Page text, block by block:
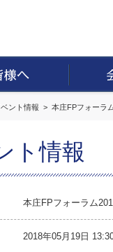
ベント情報 本庄FPフォーラ
ト情報
本庄FPフォーラム
2018年05月19日